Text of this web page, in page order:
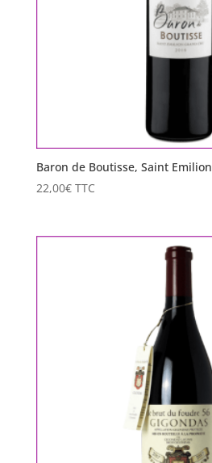
Baron de Boutisse, Saint
22,00€ TTC